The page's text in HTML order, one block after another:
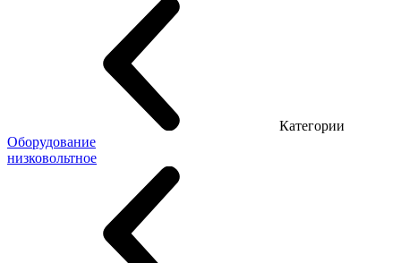
Категории
Оборудование
низковольтное